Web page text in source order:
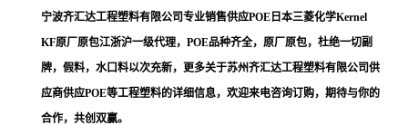
宁波齐汇达工程塑料有限公司专业销售供应POE日本三菱化学Kernel
KF原厂原包江浙沪一级代理，POE品种齐全，原厂原包，杜绝一切副
牌，假料，水口料以次充新，更多关于苏州齐汇达工程塑料有限公司供
应商供应POE等工程塑料的详细信息，欢迎来电咨询订购，期待与你的
合作，共创双赢。